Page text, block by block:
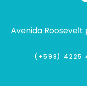
Avenida Roosevelt
(+598) 4225